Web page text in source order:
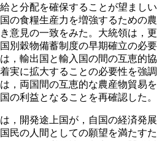
と分配を確保することが望ましい
の食糧生産力を増強するための農
意見の一致をみた。大統領は，更
別穀物備蓄制度の早期確立の必要
，輸出国と輸入国の間の互恵的協
実に拡大することの必要性を強調
，両国間の互恵的な農産物貿易を
の利益となることを再確認した。
，開発途上国が，自国の経済発展
民の人間としての願望を満たすた